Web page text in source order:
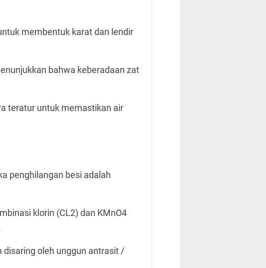
membentuk karat dan lendir
bahwa keberadaan zat
teratur untuk memastikan air
penghilangan besi adalah
klorin (CL2) dan KMnO4
disaring oleh unggun antrasit /